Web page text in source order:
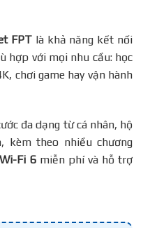
FPTlà khả năng kết nối
hợp với mọi nhu cầu: học
chơi game hay vận hành
đa dạng từ cá nhân, hộ
kèm theo nhiều chương
Fi 6miễn phí và hỗ trợ